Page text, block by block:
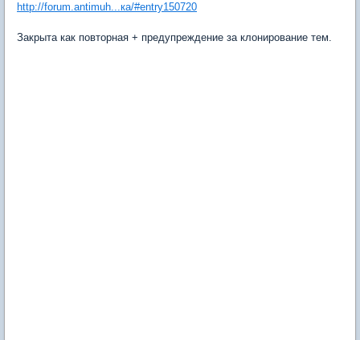
http://forum.antimuh...ка/#entry150720
Закрыта как повторная + предупреждение за клонирование тем.